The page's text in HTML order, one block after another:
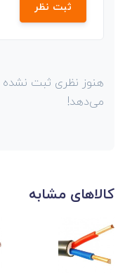
ثبت نظر
هنوز نظری ثبت نشده
می‌دهد!
کالاهای مشابه